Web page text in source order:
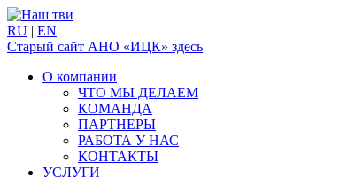
RU | EN
Старый сайт АНО «ИЦК» здесь
О компании
ЧТО МЫ ДЕЛАЕМ
КОМАНДА
ПАРТНЕРЫ
РАБОТА У НАС
КОНТАКТЫ
УСЛУГИ